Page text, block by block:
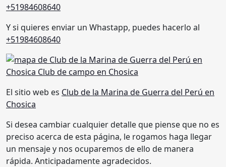
+51984608640
Y si quieres enviar un Whastapp, puedes hacerlo al
+51984608640
El sitio web es Club de la Marina de Guerra del Perú en
Chosica
Si desea cambiar cualquier detalle que piense que no es
preciso acerca de esta página, le rogamos haga llegar
un mensaje y nos ocuparemos de ello de manera
rápida. Anticipadamente agradecidos.